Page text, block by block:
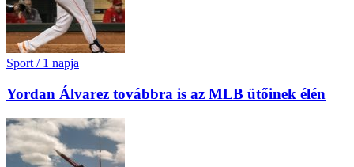
Sport / 1 napja
Yordan Álvarez továbbra is az MLB ütőinek élén